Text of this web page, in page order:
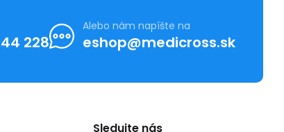
228
Alebo nám napíšte na
eshop@medicross.sk
Sledujte nás